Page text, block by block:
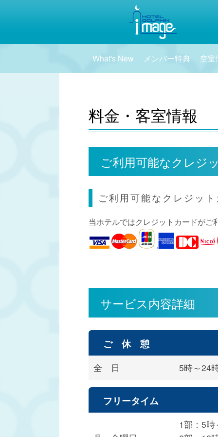
What's New メンバー特典 空室
料金・客室情報
ご利用可能なクレジ
ご利用可能なクレジッ
当ホテルではクレジットカードがご
サービス内容詳細
ご 休 憩
全 日 5時～24
フリータイム
1部：5